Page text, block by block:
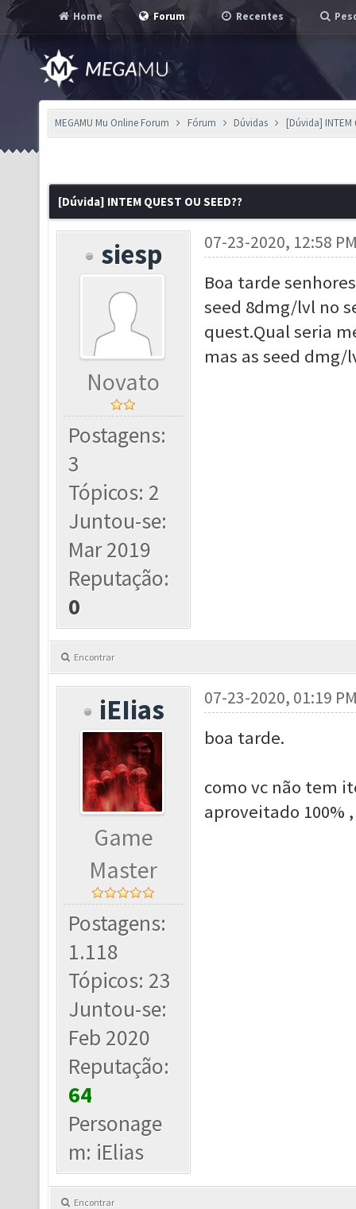
Home Forum Recentes
MEGAMU Mu Online Forum Fórum Dúvidas [Dúvida] INTEM
[Dúvida] INTEM QUEST OU SEED??
siesp
Novato
Postagens:
3
Tópicos: 2
Juntou-se:
Mar 2019
Reputação:
0
07-23-2020, 12:58
Boa tarde
seed 8dmg/lvl no
quest.Qual seria
mas as seed dmg/
Encontrar
iEIias
Game
Master
Postagens:
1.118
Tópicos: 23
Juntou-se:
Feb 2020
Reputação:
64
Personage
m: iElias
07-23-2020, 01:19
boa tarde.
como vc não tem
aproveitado 100%
Encontrar